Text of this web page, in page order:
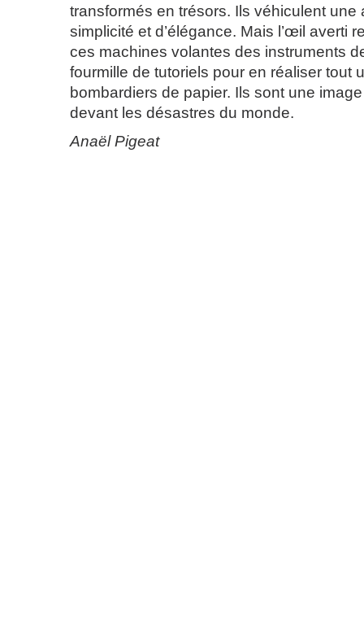
transformés en trésors. Ils véhiculent une
simplicité et d’élégance. Mais l’œil averti
ces machines volantes des instruments
fourmille de tutoriels pour en réaliser tout
bombardiers de papier. Ils sont une
devant les désastres du monde.
Anaël Pigeat